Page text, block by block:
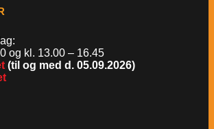
og kl. 13.00 – 16.45
(til og med d. 05.09.2026)